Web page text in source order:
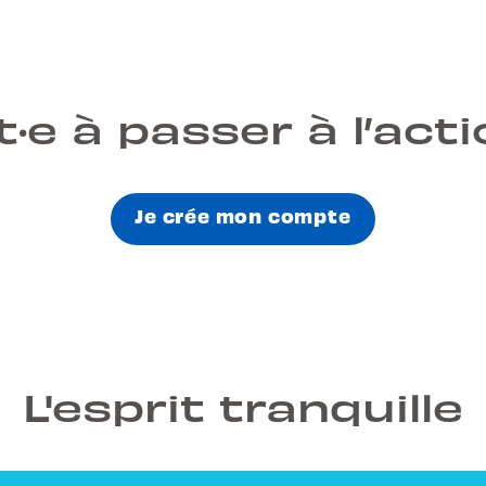
à passer à
Je crée mon compte
L'esprit tranquille